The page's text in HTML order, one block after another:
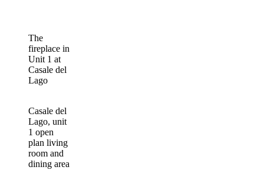
The
fireplace in
Unit 1 at
Casale del
Lago
Casale del
Lago, unit
1 open
plan living
room and
dining area